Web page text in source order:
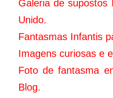
Galeria de supostos
Unido.
Fantasmas Infantis
Imagens curiosas e
Foto de fantasma
Blog.